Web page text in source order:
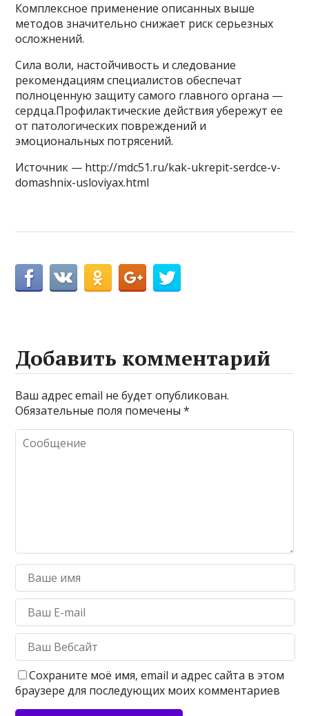
Комплексное применение описанных выше
методов значительно снижает риск серьезных
осложнений.
Сила воли, настойчивость и следование
рекомендациям специалистов обеспечат
полноценную защиту самого главного органа —
сердца.Профилактические действия убережут ее
от патологических повреждений и
эмоциональных потрясений.
Источник — http://mdc51.ru/kak-ukrepit-serdce-v-
domashnix-usloviyax.html
Добавить комментарий
Ваш адрес email не будет опубликован.
Обязательные поля помечены*
Сохраните моё имя, email и адрес сайта в этом
браузере для последующих моих комментариев